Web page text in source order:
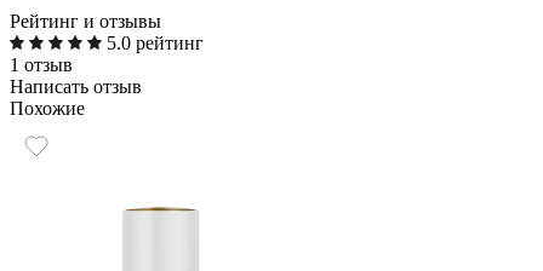
Рейтинг и отзывы
5.0 рейтинг
1 отзыв
Написать отзыв
Похожие